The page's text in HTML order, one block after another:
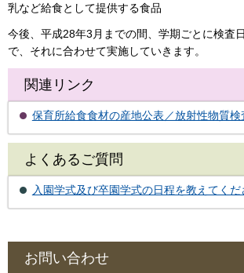
乳など給食として提供する食品
今後、平成28年3月までの間、学期ごとに検査
で、それに合わせて実施していきます。
関連リンク
保育所給食食材の産地公表／放射性物質検
よくあるご質問
入園学式及び卒園学式の日程を教えてくだ
お問い合わせ